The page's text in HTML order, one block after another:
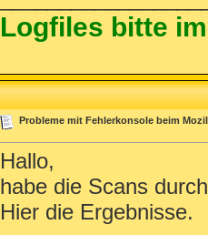
Logfiles bitte
Probleme mit Fehlerkonsole beim
Hallo,
habe die Scans
Hier die Ergebnisse.